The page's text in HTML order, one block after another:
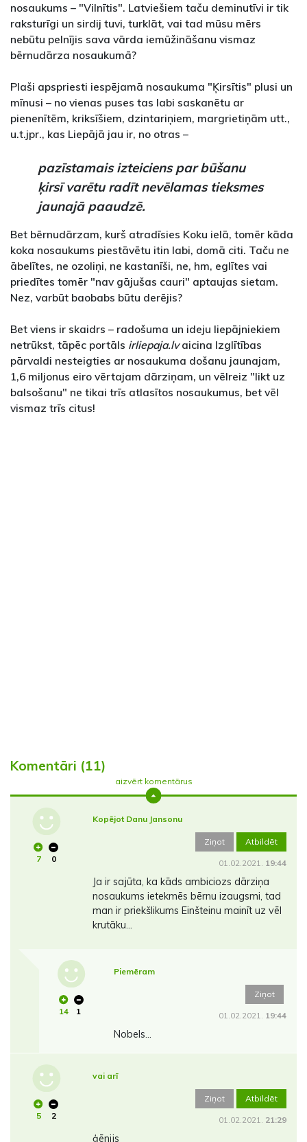
nosaukums – "Vilnītis". Latviešiem taču deminutīvi ir tik
raksturīgi un sirdij tuvi, turklāt, vai tad mūsu mērs
nebūtu pelnījis sava vārda iemūžināšanu vismaz
bērnudārza nosaukumā?
Plaši apspriesti iespējamā nosaukuma "Ķirsītis" plusi un
mīnusi – no vienas puses tas labi saskanētu ar
pienenītēm, kriksīšiem, dzintariņiem, margrietiņām utt.,
u.t.jpr., kas Liepājā jau ir, no otras –
pazīstamais izteiciens par būšanu
ķirsī varētu radīt nevēlamas tieksmes
jaunajā paaudzē.
Bet bērnudārzam, kurš atradīsies Koku ielā, tomēr kāda
koka nosaukums piestāvētu itin labi, domā citi. Taču ne
ābelītes, ne ozoliņi, ne kastanīši, ne, hm, eglītes vai
priedītes tomēr "nav gājušas cauri" aptaujas sietam.
Nez, varbūt baobabs būtu derējis?
Bet viens ir skaidrs – radošuma un ideju liepājniekiem
netrūkst, tāpēc portāls irliepaja.lvaicina Izglītības
pārvaldi nesteigties ar nosaukuma došanu jaunajam,
1,6 miljonus eiro vērtajam dārziņam, un vēlreiz "likt uz
balsošanu" ne tikai trīs atlasītos nosaukumus, bet vēl
vismaz trīs citus!
Komentāri (11)
aizvērt komentārus
7 0
Kopējot Danu Jansonu
Ziņot Atbildēt
01.02.2021. 19:44
Ja ir sajūta, ka kāds ambiciozs dārziņa
nosaukums ietekmēs bērnu izaugsmi, tad
man ir priekšlikums Einšteinu mainīt uz vēl
krutāku...
14 1
Piemēram
Ziņot
01.02.2021. 19:44
Nobels...
5 2
vai arī
Ziņot Atbildēt
01.02.2021. 21:29
ģēnijs